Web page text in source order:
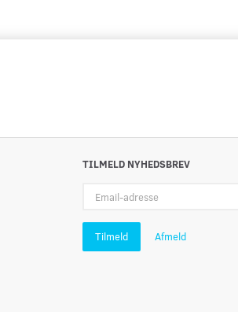
TILMELD NYHEDSBREV
adresse
Tilmeld Afmeld